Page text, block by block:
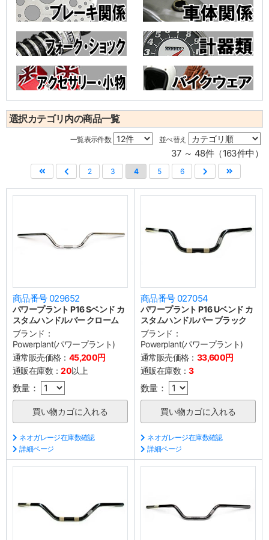
選択カテゴリ内の商品一覧
一覧表示件数 並べ替え
37 ～ 48件（163件中）
2 3 4 5 6
商品番号 029652
パワープラント P16 Sベンド カ
スタムハンドルバー クローム
ブランド：
Powerplant(パワープラント)
通常販売価格： 45,200円
通販在庫数：20以上
数量：
ネオガレージ在庫数確認
詳細ページ
商品番号 027054
パワープラント P16 Uベンド カ
スタムハンドルバー ブラック
ブランド：
Powerplant(パワープラント)
通常販売価格： 33,600円
通販在庫数：3
数量：
ネオガレージ在庫数確認
詳細ページ